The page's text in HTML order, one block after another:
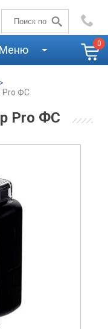
59-58-00
Меню 0
>
ФС
Pro ФС